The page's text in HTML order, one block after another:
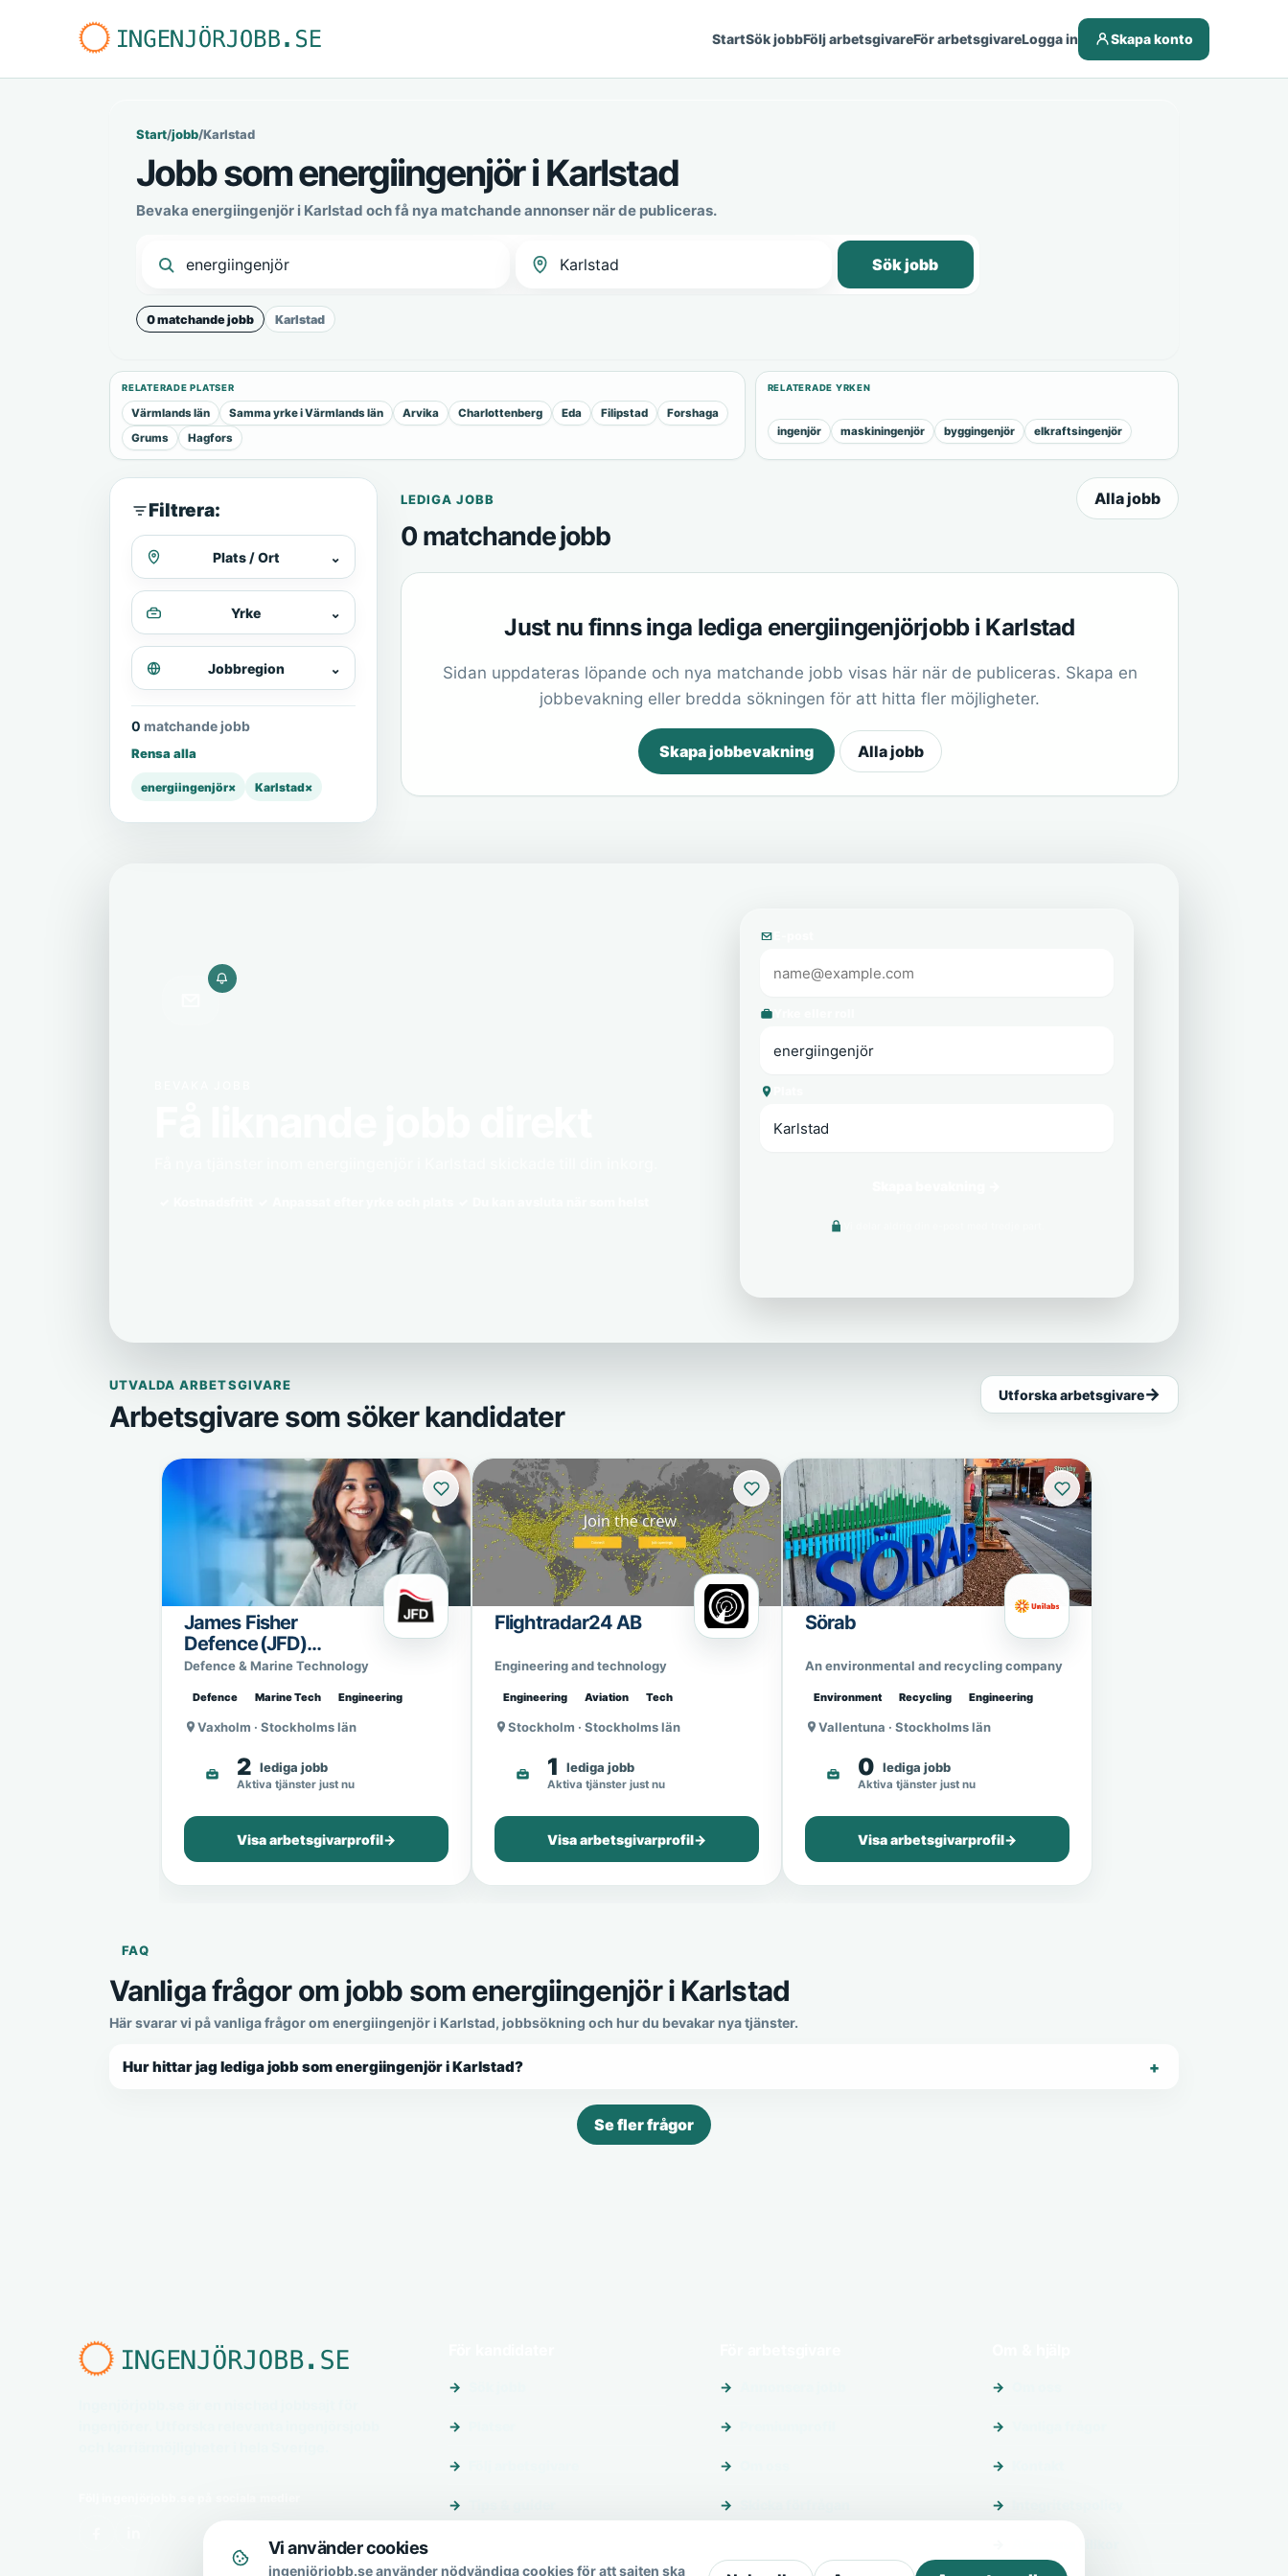
StartSök jobbFölj arbetsgivareFör arbetsgivareLogga in Skapa konto
Start/jobb/Karlstad
Jobb som energiingenjör i Karlstad
Bevaka energiingenjör i Karlstad och få nya matchande annonser när de publiceras.
Sök jobb
0 matchande jobb Karlstad
RELATERADE PLATSER
Värmlands län Samma yrke i Värmlands län Arvika Charlottenberg Eda Filipstad
Forshaga
Grums
Hagfors
RELATERADE YRKEN
ingenjör maskiningenjör byggingenjör elkraftsingenjör
Filtrera:
Plats / Ort ⌄
Yrke ⌄
Jobbregion ⌄
0 matchande jobb
Rensa alla
energiingenjör× Karlstad×
LEDIGA JOBB
0 matchande jobb
Alla jobb
Just nu finns inga lediga energiingenjörjobb i Karlstad
Sidan uppdateras löpande och nya matchande jobb visas här när de publiceras. Skapa en
jobbevakning eller bredda sökningen för att hitta fler möjligheter.
Skapa jobbevakning Alla jobb
UTVALDA ARBETSGIVARE
Arbetsgivare som söker kandidater
Utforska arbetsgivare
James Fisher
Defence (JFD)
Sweden
Defence & Marine Technology
Defence Marine Tech Engineering
Vaxholm · Stockholms län
2 lediga jobb
Aktiva tjänster just nu
Visa arbetsgivarprofil→
Flightradar24 AB
Engineering and technology
Engineering Aviation Tech
Stockholm · Stockholms län
1 lediga jobb
Aktiva tjänster just nu
Visa arbetsgivarprofil→
Sörab
An environmental and recycling company
Environment Recycling Engineering
Vallentuna · Stockholms län
0 lediga jobb
Aktiva tjänster just nu
Visa arbetsgivarprofil→
FAQ
Vanliga frågor om jobb som energiingenjör i Karlstad
Här svarar vi på vanliga frågor om energiingenjör i Karlstad, jobbsökning och hur du bevakar nya tjänster.
Hur hittar jag lediga jobb som energiingenjör i Karlstad?
Se fler frågor
Vi använder cookies
ingenjörjobb.se använder nödvändiga cookies för att sajten ska